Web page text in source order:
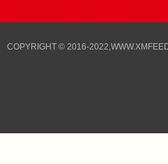
COPYRIGHT © 2016-